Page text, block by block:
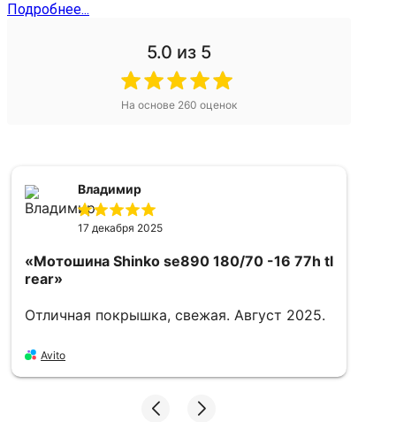
Подробнее...
5.0 из 5
На основе 260 оценок
Владимир
17 декабря 2025
«Мотошина Shinko se890 180/70 -16 77h tl
rear»
Отличная покрышка, свежая. Август 2025.
Avito